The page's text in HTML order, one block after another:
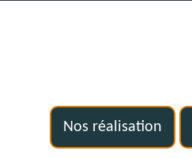
Nos réalisation